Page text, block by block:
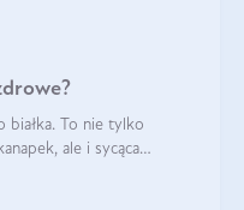
białka. To nie tylko
ale i sycąca